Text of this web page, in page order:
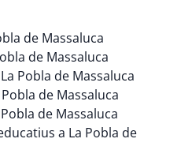
de Massaluca
de Massaluca
Pobla de Massaluca
de Massaluca
de Massaluca
a La Pobla de